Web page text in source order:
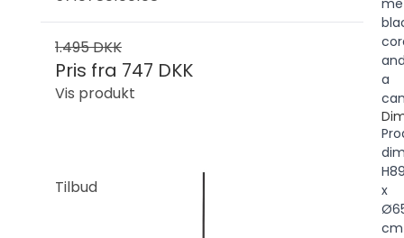
1.495 DKK
Pris fra 747 DKK
Vis produkt
Tilbud
a
x
cm